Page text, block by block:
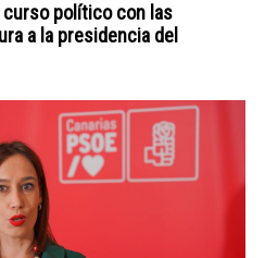
curso político con las
a la presidencia del